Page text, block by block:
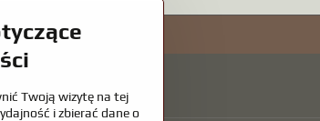
Twoją wizytę na tej
i zbierać dane o